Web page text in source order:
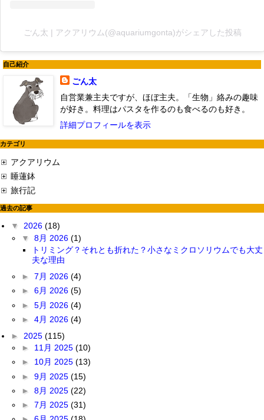
ごん太 | アクアリウム(@aquariumgonta)がシェアした投稿
自己紹介
ごん太
自営業兼主夫ですが、ほぼ主夫。「生物」絡みの趣味
が好き。料理はパスタを作るのも食べるのも好き。
詳細プロフィールを表示
カテゴリ
アクアリウム
睡蓮鉢
旅行記
過去の記事
▼ 2026 (18)
▼ 8月 2026 (1)
トリミング？それとも折れた？小さなミクロソリウムでも大丈
夫な理由
► 7月 2026 (4)
► 6月 2026 (5)
► 5月 2026 (4)
► 4月 2026 (4)
► 2025 (115)
► 11月 2025 (10)
► 10月 2025 (13)
► 9月 2025 (15)
► 8月 2025 (22)
► 7月 2025 (31)